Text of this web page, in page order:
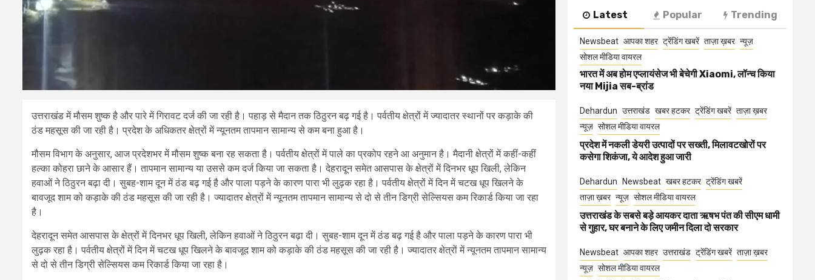
उत्तराखंड में मौसम शुष्क है और पारे में गिरावट दर्ज की जा रही है। पहाड़ से मैदान तक ठिठुरन बढ़ गई है। पर्वतीय क्षेत्रों में ज्यादातर स्थानों पर कड़ाके की
ठंड महसूस की जा रही है। प्रदेश के अधिकतर क्षेत्रों में न्यूनतम तापमान सामान्य से कम बना हुआ है।
मौसम विभाग के अनुसार, आज प्रदेशभर में मौसम शुष्क बना रह सकता है। पर्वतीय क्षेत्रों में पाले का प्रकोप रहने आ अनुमान है। मैदानी क्षेत्रों में कहीं-कहीं
हल्का कोहरा छाने के आसार हैं। तापमान सामान्य या उससे कम दर्ज किया जा सकता है। देहरादून समेत आसपास के क्षेत्रों में दिनभर धूप खिली, लेकिन
हवाओं ने ठिठुरन बढ़ा दी। सुबह-शाम दून में ठंड बढ़ गई है और पाला पड़ने के कारण पारा भी लुढ़क रहा है। पर्वतीय क्षेत्रों में दिन में चटख धूप खिलने के
बावजूद शाम को कड़ाके की ठंड महसूस की जा रही है। ज्यादातर क्षेत्रों में न्यूनतम तापमान सामान्य से दो से तीन डिग्री सेल्सियस कम रिकार्ड किया जा रहा
है।
देहरादून समेत आसपास के क्षेत्रों में दिनभर धूप खिली, लेकिन हवाओं ने ठिठुरन बढ़ा दी। सुबह-शाम दून में ठंड बढ़ गई है और पाला पड़ने के कारण पारा भी
लुढ़क रहा है। पर्वतीय क्षेत्रों में दिन में चटख धूप खिलने के बावजूद शाम को कड़ाके की ठंड महसूस की जा रही है। ज्यादातर क्षेत्रों में न्यूनतम तापमान सामान्य
से दो से तीन डिग्री सेल्सियस कम रिकार्ड किया जा रहा है।
Latest Popular Trending
Newsbeat आपका शहर ट्रेंडिंग खबरें ताज़ा ख़बर न्यूज़
सोशल मीडिया वायरल
भारत में अब होम एप्लायंसेज भी बेचेगी Xiaomi, लॉन्च किया
नया Mijia सब-ब्रांड
Dehardun उत्तराखंड खबर हटकर ट्रेंडिंग खबरें ताज़ा ख़बर
न्यूज़ सोशल मीडिया वायरल
प्रदेश में नकली डेयरी उत्पादों पर सख्ती, मिलावटखोरों पर
कसेगा शिकंजा, ये आदेश हुआ जारी
Dehardun Newsbeat खबर हटकर ट्रेंडिंग खबरें
ताज़ा ख़बर न्यूज़ सोशल मीडिया वायरल
उत्तराखंड के सबसे बड़े आयकर दाता ऋषभ पंत की सीएम धामी
से गुहार, घर बनाने के लिए जमीन दिला दो सरकार
Newsbeat आपका शहर उत्तराखंड ट्रेंडिंग खबरें ताज़ा ख़बर
न्यूज़ सोशल मीडिया वायरल